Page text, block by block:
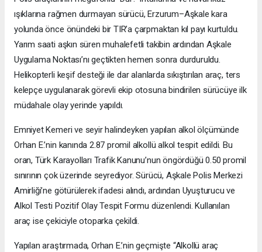
ışıklarına rağmen durmayan sürücü, Erzurum–Aşkale kara
yolunda önce önündeki bir TIR’a çarpmaktan kıl payı kurtuldu.
Yarım saati aşkın süren muhalefetli takibin ardından Aşkale
Uygulama Noktası’nı geçtikten hemen sonra durduruldu.
Helikopterli keşif desteği ile dar alanlarda sıkıştırılan araç, ters
kelepçe uygulanarak görevli ekip otosuna bindirilen sürücüye ilk
müdahale olay yerinde yapıldı.
Emniyet Kemeri ve seyir halindeyken yapılan alkol ölçümünde
Orhan E.’nin kanında 2.87 promil alkollü alkol tespit edildi. Bu
oran, Türk Karayolları Trafik Kanunu’nun öngördüğü 0.50 promil
sınırının çok üzerinde seyrediyor. Sürücü, Aşkale Polis Merkezi
Amirliği’ne götürülerek ifadesi alındı, ardından Uyuşturucu ve
Alkol Testi Pozitif Olay Tespit Formu düzenlendi. Kullanılan
araç ise çekiciyle otoparka çekildi.
Yapılan araştırmada, Orhan E.’nin geçmişte “Alkollü araç